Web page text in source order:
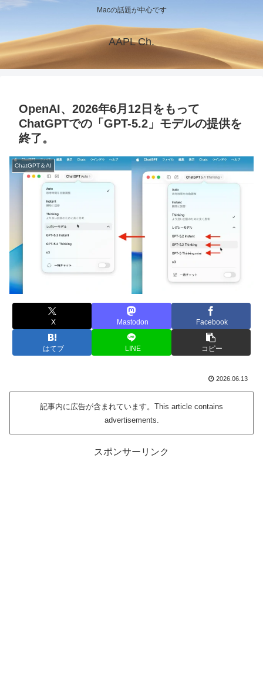
Macの話題が中心です
AAPL Ch.
OpenAI、2026年6月12日をもって
ChatGPTでの「GPT-5.2」モデルの提供を
終了。
ChatGPT＆AI
X Mastodon Facebook
はてブ LINE コピー
2026.06.13
記事内に広告が含まれています。This article contains
advertisements.
スポンサーリンク